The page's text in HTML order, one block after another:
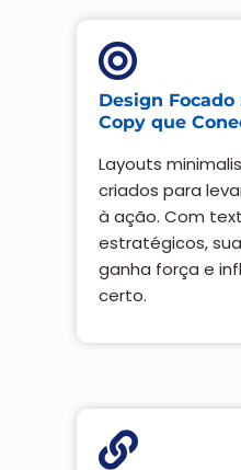
Design Focado
Copy que
Layouts
criados para
à ação. Com
estratégicos,
ganha força e
certo.